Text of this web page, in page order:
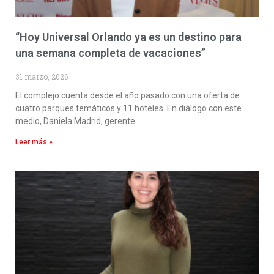
“Hoy Universal Orlando ya es un destino para
una semana completa de vacaciones”
31 marzo, 2026
El complejo cuenta desde el año pasado con una oferta de
cuatro parques temáticos y 11 hoteles. En diálogo con este
medio, Daniela Madrid, gerente
Leer más »